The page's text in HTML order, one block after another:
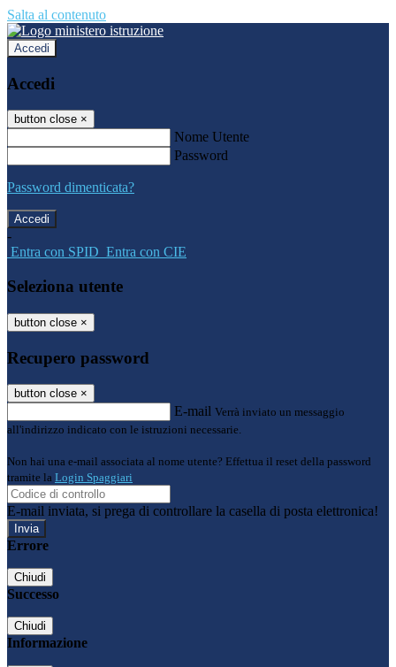
Salta al contenuto
Accedi
Accedi
button close ×
Nome Utente
Password
Password dimenticata?
-
Entra con SPID Entra con CIE
Seleziona utente
button close ×
Recupero password
button close ×
E-mail Verrà inviato un messaggio
all'indirizzo indicato con le istruzioni necessarie.
Non hai una e-mail associata al nome utente? Effettua il reset della password
tramite la Login Spaggiari
E-mail inviata, si prega di controllare la casella di posta elettronica!
Errore
Chiudi
Successo
Chiudi
Informazione